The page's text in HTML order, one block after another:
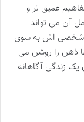
عمیق تر و
آن می تواند
شخصی اش به سوی
ذهن را روشن می
زندگی آگاهانه